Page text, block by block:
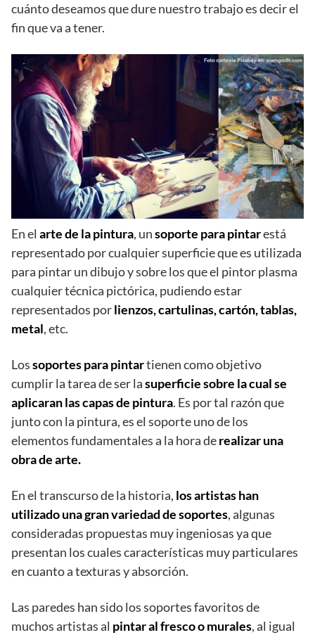
cuánto deseamos que dure nuestro trabajo es decir el
fin que va a tener.
En el arte de la pintura, unsoporte para pintarestá
representado por cualquier superficie que es utilizada
para pintar un dibujo y sobre los que el pintor plasma
cualquier técnica pictórica, pudiendo estar
representados porlienzos, cartulinas, cartón, tablas,
metal, etc.
Lossoportes para pintartienen como objetivo
cumplir la tarea de ser lasuperficie sobre la cual se
aplicaran las capas de pintura. Es por tal razón que
junto con la pintura, es el soporte uno de los
elementos fundamentales a la hora derealizar una
obra de arte.
En el transcurso de la historia, los artistas han
utilizado una gran variedad de soportes, algunas
consideradas propuestas muy ingeniosas ya que
presentan los cuales características muy particulares
en cuanto a texturas y absorción.
Las paredes han sido los soportes favoritos de
muchos artistas al pintar al fresco o murales, al igual